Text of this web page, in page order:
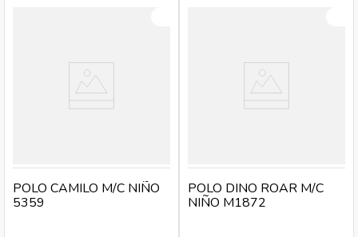
POLO CAMILO M/C NIÑO
5359
POLO DINO ROAR M/C
NIÑO M1872